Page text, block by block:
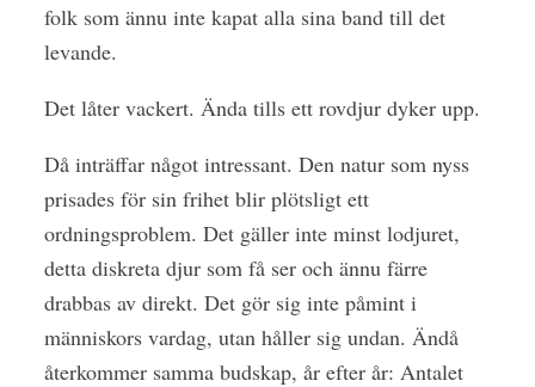
folk som ännu inte kapat alla sina band till det
levande.
Det låter vackert. Ända tills ett rovdjur dyker upp.
Då inträffar något intressant. Den natur som nyss
prisades för sin frihet blir plötsligt ett
ordningsproblem. Det gäller inte minst lodjuret,
detta diskreta djur som få ser och ännu färre
drabbas av direkt. Det gör sig inte påmint i
människors vardag, utan håller sig undan. Ändå
återkommer samma budskap, år efter år: Antalet